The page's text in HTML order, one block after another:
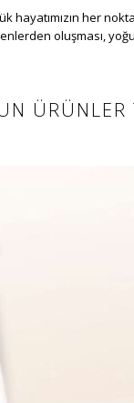
hayatımızın her
oluşması,
ÜRÜNLER